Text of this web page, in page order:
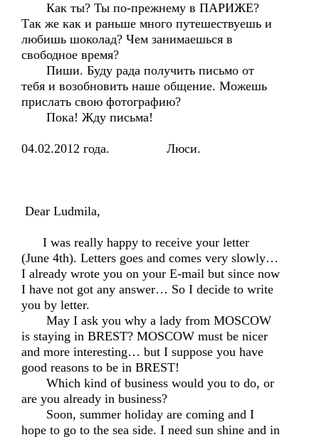
Как ты? Ты по-прежнему в ПАРИЖЕ?
Так же как и раньше много путешествуешь и
любишь шоколад? Чем занимаешься в
свободное время?
Пиши. Буду рада получить письмо от
тебя и возобновить наше общение. Можешь
прислать свою фотографию?
Пока! Жду письма!
04.02.2012 года. Люси.
Dear Ludmila,
I was really happy to receive your letter
(June 4th). Letters goes and comes very slowly…
I already wrote you on your E-mail but since now
I have not got any answer… So I decide to write
you by letter.
May I ask you why a lady from MOSCOW
is staying in BREST? MOSCOW must be nicer
and more interesting… but I suppose you have
good reasons to be in BREST!
Which kind of business would you to do, or
are you already in business?
Soon, summer holiday are coming and I
hope to go to the sea side. I need sun shine and in